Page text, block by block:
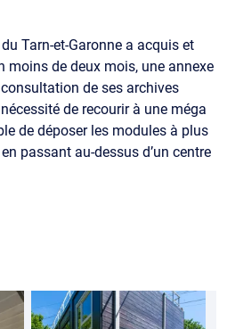
Tarn-et-Garonne a acquis et
moins de deux mois, une annexe
de ses archives
de recourir à une méga
de déposer les modules à plus
passant au-dessus d’un centre